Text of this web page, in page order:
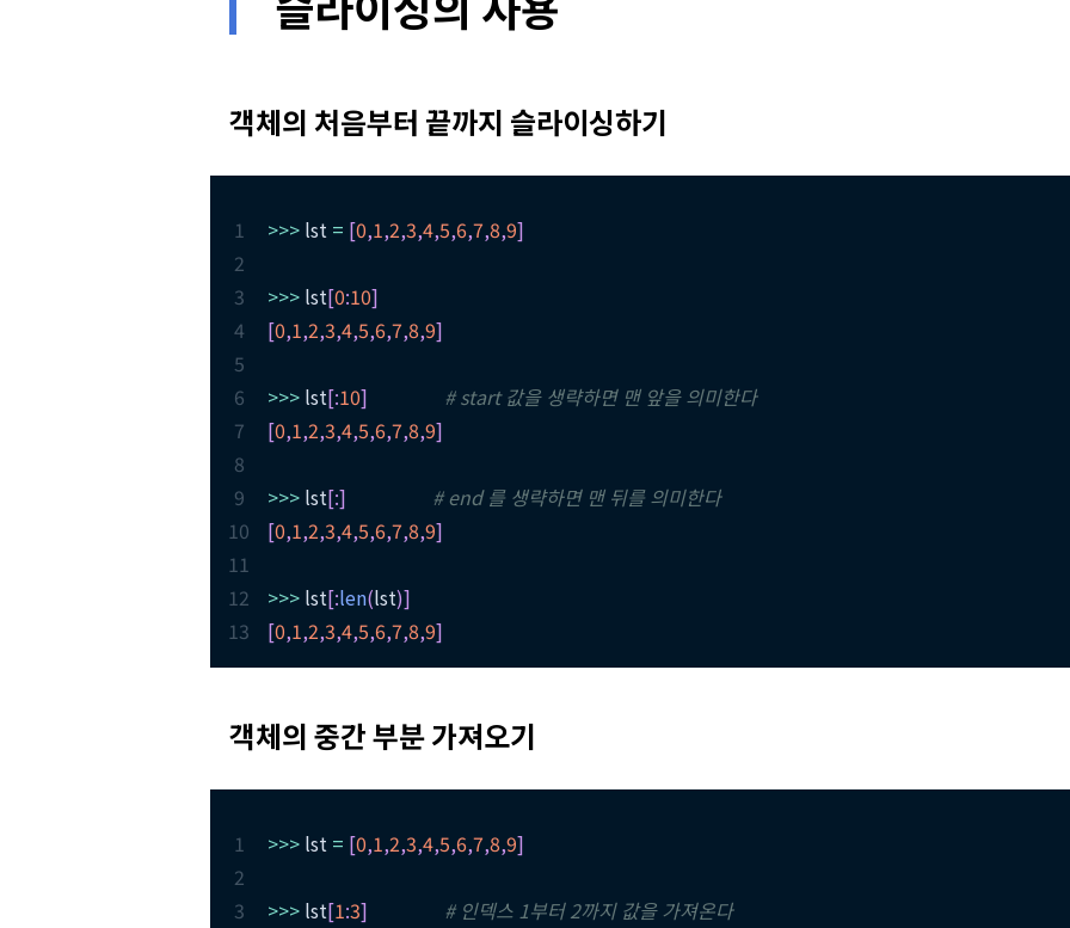
객체의 처음부터 끝까지 슬라이싱하기
1
>>> lst = [0,1,2,3,4,5,6,7,8,9]
2
3
>>> lst[0:10]
4
[0,1,2,3,4,5,6,7,8,9]
5
6
>>> lst[:10]
# start 값을 생략하면 맨 앞을 의미한다
7
[0,1,2,3,4,5,6,7,8,9]
8
9
>>> lst[:]
# end 를 생략하면 맨 뒤를 의미한다
10
[0,1,2,3,4,5,6,7,8,9]
11
12
>>> lst[:len(lst)]
13
[0,1,2,3,4,5,6,7,8,9]
객체의 중간 부분 가져오기
1
>>> lst = [0,1,2,3,4,5,6,7,8,9]
2
3
>>> lst[1:3]
# 인덱스 1부터 2까지 값을 가져온다